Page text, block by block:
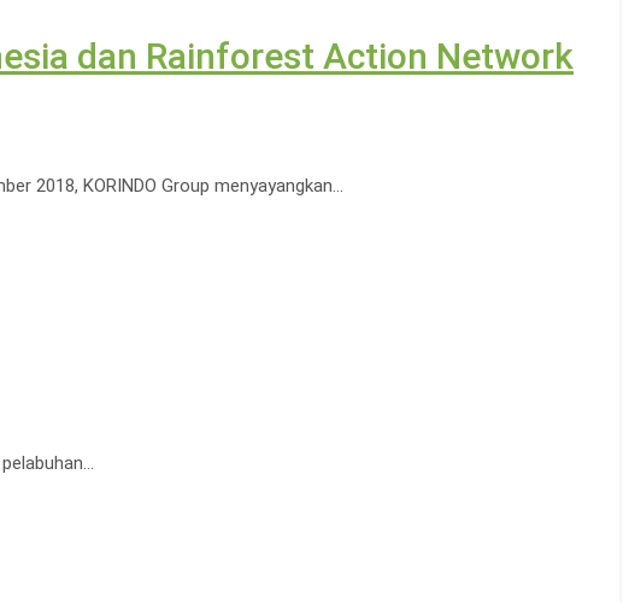
dan Rainforest Action Network
2018, KORINDO Group menyayangkan…